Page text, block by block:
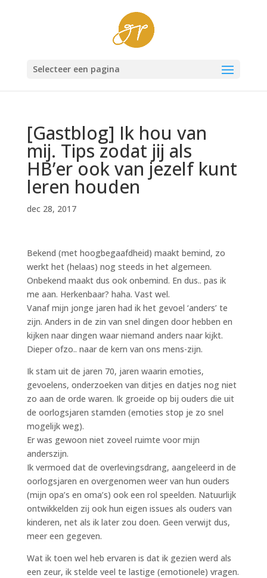
Selecteer een pagina
[Gastblog] Ik hou van
mij. Tips zodat jij als
HB’er ook van jezelf kunt
leren houden
dec 28, 2017
Bekend (met hoogbegaafdheid) maakt bemind, zo
werkt het (helaas) nog steeds in het algemeen.
Onbekend maakt dus ook onbemind. En dus.. pas ik
me aan. Herkenbaar? haha. Vast wel.
Vanaf mijn jonge jaren had ik het gevoel ‘anders’ te
zijn. Anders in de zin van snel dingen door hebben en
kijken naar dingen waar niemand anders naar kijkt.
Dieper ofzo.. naar de kern van ons mens-zijn.
Ik stam uit de jaren 70, jaren waarin emoties,
gevoelens, onderzoeken van ditjes en datjes nog niet
zo aan de orde waren. Ik groeide op bij ouders die uit
de oorlogsjaren stamden (emoties stop je zo snel
mogelijk weg).
Er was gewoon niet zoveel ruimte voor mijn
anderszijn.
Ik vermoed dat de overlevingsdrang, aangeleerd in de
oorlogsjaren en overgenomen weer van hun ouders
(mijn opa’s en oma’s) ook een rol speelden. Natuurlijk
ontwikkelden zij ook hun eigen issues als ouders van
kinderen, net als ik later zou doen. Geen verwijt dus,
meer een gegeven.
Wat ik toen wel heb ervaren is dat ik gezien werd als
een zeur, ik stelde veel te lastige (emotionele) vragen.